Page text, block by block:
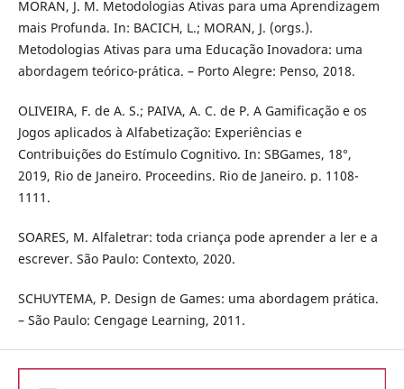
MORAN, J. M. Metodologias Ativas para uma Aprendizagem
mais Profunda. In: BACICH, L.; MORAN, J. (orgs.).
Metodologias Ativas para uma Educação Inovadora: uma
abordagem teórico-prática. – Porto Alegre: Penso, 2018.
OLIVEIRA, F. de A. S.; PAIVA, A. C. de P. A Gamificação e os
Jogos aplicados à Alfabetização: Experiências e
Contribuições do Estímulo Cognitivo. In: SBGames, 18°,
2019, Rio de Janeiro. Proceedins. Rio de Janeiro. p. 1108-
1111.
SOARES, M. Alfaletrar: toda criança pode aprender a ler e a
escrever. São Paulo: Contexto, 2020.
SCHUYTEMA, P. Design de Games: uma abordagem prática.
– São Paulo: Cengage Learning, 2011.